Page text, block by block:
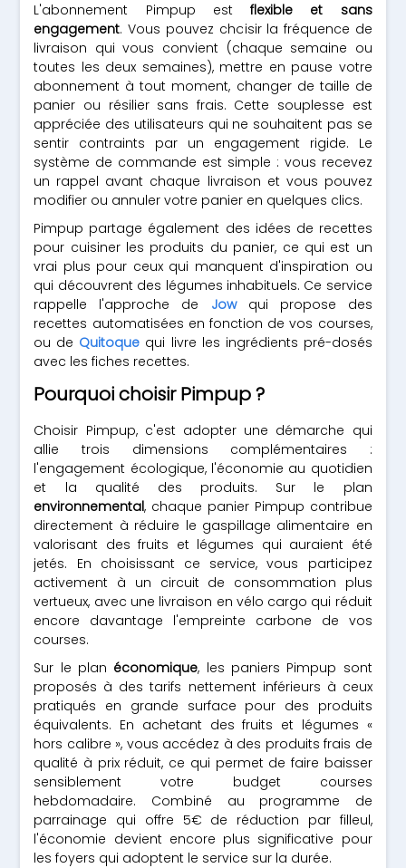
L'abonnement Pimpup estflexible et sans
engagement. Vous pouvez choisir la fréquence de
livraison qui vous convient (chaque semaine ou
toutes les deux semaines), mettre en pause votre
abonnement à tout moment, changer de taille de
panier ou résilier sans frais. Cette souplesse est
appréciée des utilisateurs qui ne souhaitent pas se
sentir contraints par un engagement rigide. Le
système de commande est simple : vous recevez
un rappel avant chaque livraison et vous pouvez
modifier ou annuler votre panier en quelques clics.
Pimpup partage également des idées de recettes
pour cuisiner les produits du panier, ce qui est un
vrai plus pour ceux qui manquent d'inspiration ou
qui découvrent des légumes inhabituels. Ce service
rappelle l'approche de Jowqui propose des
recettes automatisées en fonction de vos courses,
ou de Quitoque qui livre les ingrédients pré-dosés
avec les fiches recettes.
Pourquoi choisir Pimpup ?
Choisir Pimpup, c'est adopter une démarche qui
allie trois dimensions complémentaires :
l'engagement écologique, l'économie au quotidien
et la qualité des produits. Sur le plan
environnemental, chaque panier Pimpup contribue
directement à réduire le gaspillage alimentaire en
valorisant des fruits et légumes qui auraient été
jetés. En choisissant ce service, vous participez
activement à un circuit de consommation plus
vertueux, avec une livraison en vélo cargo qui réduit
encore davantage l'empreinte carbone de vos
courses.
Sur le plan économique, les paniers Pimpup sont
proposés à des tarifs nettement inférieurs à ceux
pratiqués en grande surface pour des produits
équivalents. En achetant des fruits et légumes «
hors calibre », vous accédez à des produits frais de
qualité à prix réduit, ce qui permet de faire baisser
sensiblement votre budget courses
hebdomadaire. Combiné au programme de
parrainage qui offre 5€ de réduction par filleul,
l'économie devient encore plus significative pour
les foyers qui adoptent le service sur la durée.